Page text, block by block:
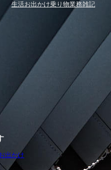
生活お出かけ乗り物業務雑記
出かけ